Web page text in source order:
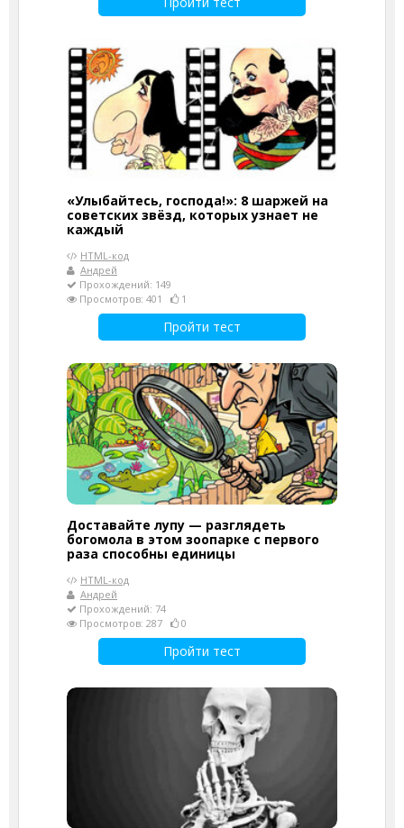
«Улыбайтесь, господа!»: 8 шаржей на
советских звёзд, которых узнает не
каждый
HTML-код
Андрей
Прохождений: 149
Просмотров: 401
1
Пройти тест
Доставайте лупу — разглядеть
богомола в этом зоопарке с первого
раза способны единицы
HTML-код
Андрей
Прохождений: 74
Просмотров: 287
0
Пройти тест